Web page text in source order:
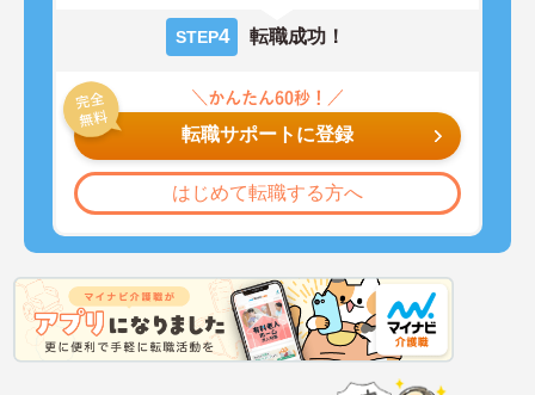
STEP4 転職成功！
転職サポートに登録
はじめて転職する方へ